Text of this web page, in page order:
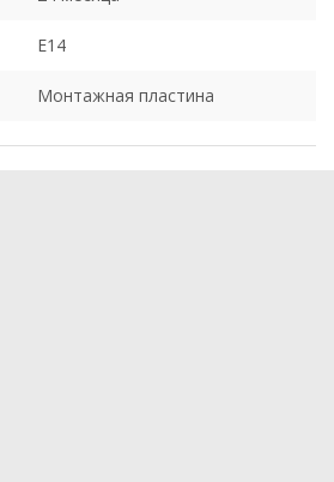
E14
Монтажная пластина